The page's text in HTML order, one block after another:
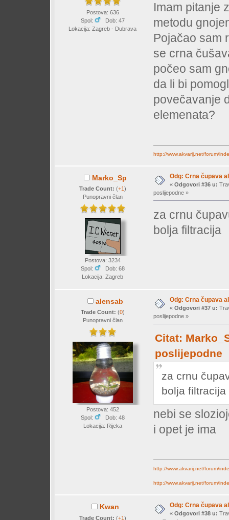
Postova: 636
Spol:
Dob: 47
Lokacija: Zagreb - Dubrava
Imam pitanje
metodu
Pojačao sam
se crna
počeo sam
da li bi
povečavanje
elemenata?
http://www.akvarij.net/forum/
Marko_Sp
Trade Count: (+1)
Punopravni član
Postova: 3234
Spol:
Dob: 68
Lokacija: Zagreb
Odg: Crna čupava
« Odgovori #36 u:
poslijepodne »
za crnu
bolja filtracija
alensab
Trade Count: (0)
Punopravni član
Postova: 452
Spol:
Dob: 48
Lokacija: Rijeka
Odg: Crna čupava
« Odgovori #37 u:
poslijepodne »
Citat:
poslijepodne
za crnu
bolja filtracija
nebi se
i opet je ima
http://www.akvarij.net/forum/
http://www.akvarij.net/forum/
Kwan
Trade Count: (+1)
Odg: Crna čupava
« Odgovori #38 u: